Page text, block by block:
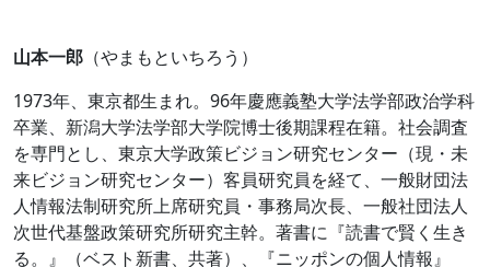
山本一郎 （やまもといちろう）
1973年、東京都生まれ。96年慶應義塾大学法学部政治学科
卒業、新潟大学法学部大学院博士後期課程在籍。社会調査
を専門とし、東京大学政策ビジョン研究センター（現・未
来ビジョン研究センター）客員研究員を経て、一般財団法
人情報法制研究所上席研究員・事務局次長、一般社団法人
次世代基盤政策研究所研究主幹。著書に『読書で賢く生き
る。』（ベスト新書、共著）、『ニッポンの個人情報』